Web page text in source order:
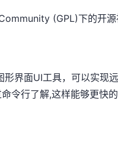
(GPL)下的开
形界面UI工具，可以实现
令行了解,这样能够更快